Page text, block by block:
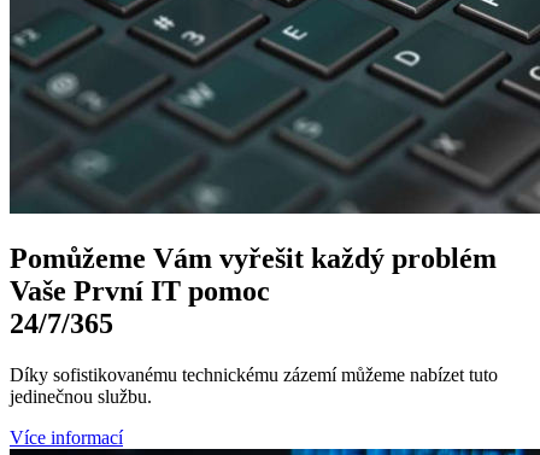
Pomůžeme Vám vyřešit každý problém
Vaše První IT pomoc
24/7/365
Díky sofistikovanému technickému zázemí můžeme nabízet tuto
jedinečnou službu.
Více informací